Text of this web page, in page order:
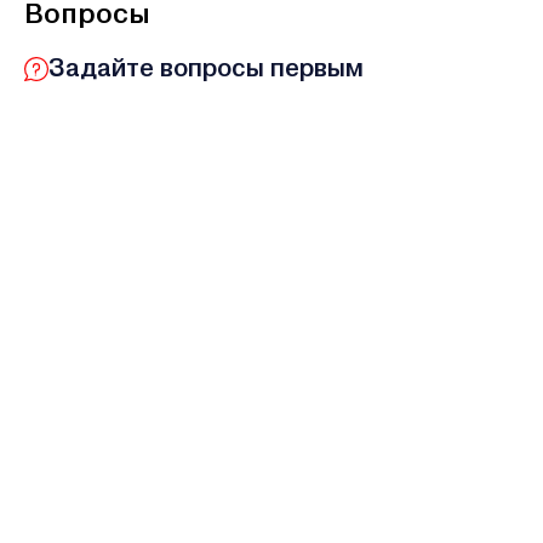
Вопросы
Задайте вопросы первым